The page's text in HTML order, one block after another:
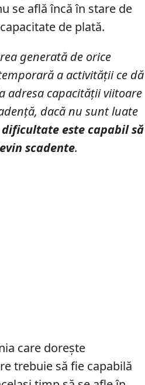
se află încă în stare de
de plată.
generată de orice
a activității ce dă
adresa capacității viitoare
dacă nu sunt luate
este capabil să
scadente.
care dorește
trebuie să fie capabilă